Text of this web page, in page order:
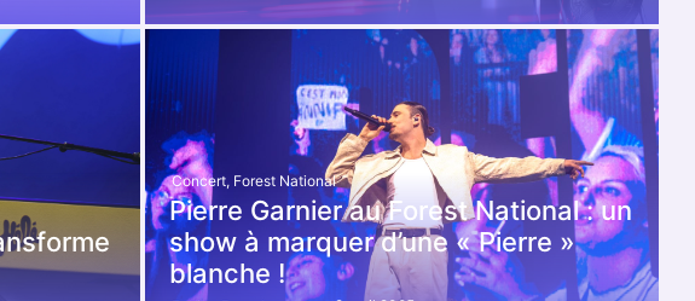
Concert, Forest National
Pierre Garnier au Forest National : un
show à marquer d’une « Pierre »
blanche !